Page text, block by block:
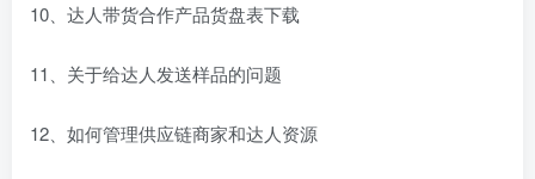
10、达人带货合作产品货盘表下载
11、关于给达人发送样品的问题
12、如何管理供应链商家和达人资源